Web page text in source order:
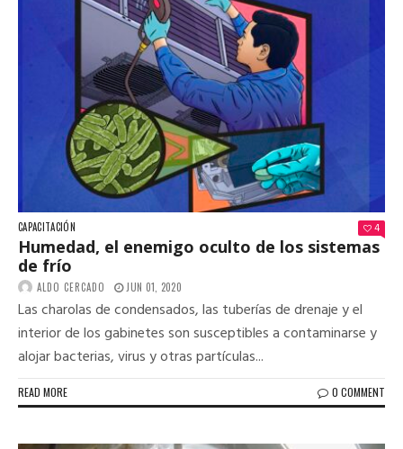
CAPACITACIÓN 4
Humedad, el enemigo oculto de los sistemas
de frío
ALDO CERCADO JUN 01, 2020
Las charolas de condensados, las tuberías de drenaje y el
interior de los gabinetes son susceptibles a contaminarse y
alojar bacterias, virus y otras partículas...
READ MORE 0 COMMENT